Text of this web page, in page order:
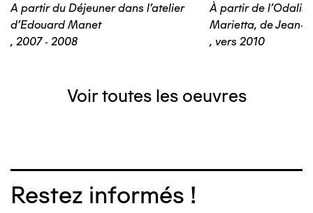
A partir du Déjeuner dans l'atelier
d'Edouard Manet
, 2007 - 2008
À partir de
Marietta, de Jean-
, vers 2010
Voir toutes les oeuvres
Restez informés !